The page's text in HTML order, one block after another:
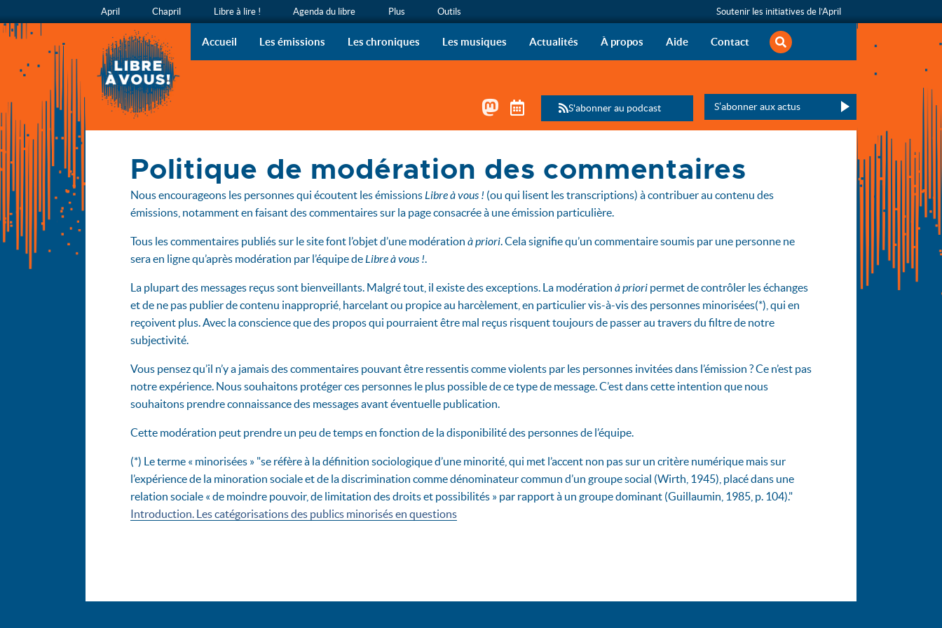
Libre à vous !
L’émission de radio de l’April sur vos libertés informatiques
Accueil Les émissions Les chroniques Les musiques Actualités À propos Aide Contact
rechercher
S’abonner aux actus
Mastodon
Télécharger le calendrier des émissions de la saison en cours
S'abonner au podcast
Politique de modération des commentaires
Politique de modération des commentaires
Nous encourageons les personnes qui écoutent les émissionsLibre à vous ! (ou qui lisent les transcriptions) à contribuer au contenu des
émissions, notamment en faisant des commentaires sur la page consacrée à une émission particulière.
Tous les commentaires publiés sur le site font l’objet d’une modération à priori. Cela signifie qu’un commentaire soumis par une personne ne
sera en ligne qu’après modération par l’équipe deLibre à vous !.
La plupart des messages reçus sont bienveillants. Malgré tout, il existe des exceptions. La modération à prioripermet de contrôler les échanges
et de ne pas publier de contenu inapproprié, harcelant ou propice au harcèlement, en particulier vis-à-vis des personnes minorisées(*), qui en
reçoivent plus. Avec la conscience que des propos qui pourraient être mal reçus risquent toujours de passer au travers du filtre de notre
subjectivité.
Vous pensez qu’il n’y a jamais des commentaires pouvant être ressentis comme violents par les personnes invitées dans l’émission ? Ce n’est pas
notre expérience. Nous souhaitons protéger ces personnes le plus possible de ce type de message. C’est dans cette intention que nous
souhaitons prendre connaissance des messages avant éventuelle publication.
Cette modération peut prendre un peu de temps en fonction de la disponibilité des personnes de l’équipe.
(*) Le terme « minorisées » "se réfère à la définition sociologique d’une minorité, qui met l’accent non pas sur un critère numérique mais sur
l’expérience de la minoration sociale et de la discrimination comme dénominateur commun d’un groupe social (Wirth, 1945), placé dans une
relation sociale « de moindre pouvoir, de limitation des droits et possibilités » par rapport à un groupe dominant (Guillaumin, 1985, p. 104)."
Introduction. Les catégorisations des publics minorisés en questions
April Chapril Libre à lire ! Agenda du libre Plus Outils Soutenir les initiatives de l’April